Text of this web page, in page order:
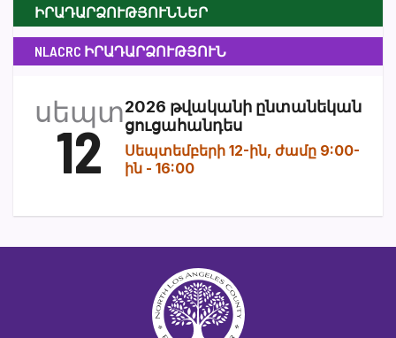
ԻՐԱԴԱՐՁՈՒԹՅՈՒՆՆԵՐ
NLACRC ԻՐԱԴԱՐՁՈՒԹՅՈՒՆ
սեպտ
12
2026 թվականի ընտանեկան
ցուցահանդես
Սեպտեմբերի 12-ին, ժամը 9:00-
ին - 16:00